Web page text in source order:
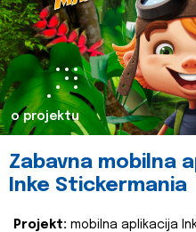
o projektu
Zabavna mobilna
Inke Stickermania
Projekt: mobilna aplikacija